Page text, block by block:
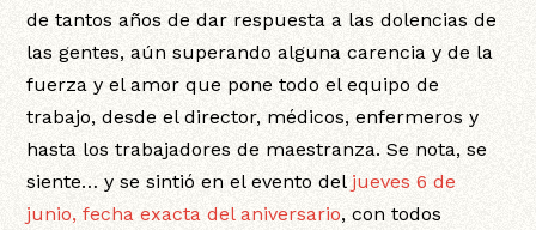
de tantos años de dar respuesta a las dolencias de
las gentes, aún superando alguna carencia y de la
fuerza y el amor que pone todo el equipo de
trabajo, desde el director, médicos, enfermeros y
hasta los trabajadores de maestranza. Se nota, se
siente… y se sintió en el evento deljueves 6 de
junio, fecha exacta del aniversario, con todos